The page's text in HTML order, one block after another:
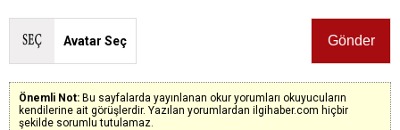
Avatar Seç
Önemli Not: Bu sayfalarda yayınlanan okur yorumları okuyucuların
kendilerine ait görüşlerdir. Yazılan yorumlardan ilgihaber.com hiçbir
şekilde sorumlu tutulamaz.